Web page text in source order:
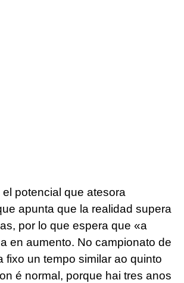
potencial que atesora
apunta que la realidad supera
por lo que espera que «a
en aumento. No campionato de
fixo un tempo similar ao quinto
é normal, porque hai tres anos